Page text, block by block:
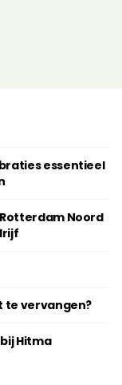
essentieel
Noord
te vervangen?
Hitma